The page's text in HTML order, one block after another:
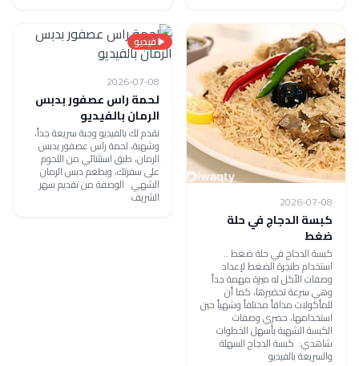
2026-07-08
كبسة الدجاج في حلة
ضغط
كبسة الدجاج في حلة ضغط ..
استخدام طنجرة الضغط لإعداد
وصفات الأكل له ميزة مهمة جداً
وهي سرعة تحضيرها، كما أن
للمأكولات مذاقاً مختلفاً وشهياً حين
استخدامها، حضري وصفات
الكبسة الشهية بأسهل الخطوات
شاهدي: كبسة الدجاج السهلة
والسريعة بالفيديو
فيديو
2026-07-08
لحمة راس عصفور بدبس
الرمان بالفيديو
نقدم لك بالفيديو وجبة سريعة جداً،
وشهية، لحمة راس عصفور بدبس
الرمان، طبق استثنائي من اللحوم
على سفرتك، وبطعم دبس الرمان
الشهي الوصفة من تقديم سهر
الشريف